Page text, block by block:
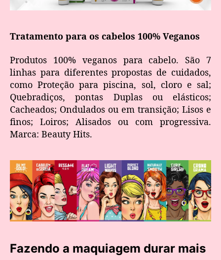
Tratamento para os cabelos 100% Veganos
Produtos 100% veganos para cabelo. São 7
linhas para diferentes propostas de cuidados,
como Proteção para piscina, sol, cloro e sal;
Quebradiços, pontas Duplas ou elásticos;
Cacheados; Ondulados ou em transição; Lisos e
finos; Loiros; Alisados ou com progressiva.
Marca: Beauty Hits.
Fazendo a maquiagem durar mais